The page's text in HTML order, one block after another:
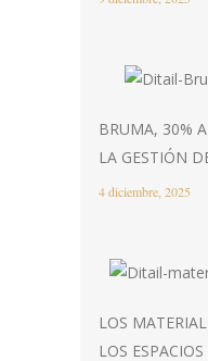
BRUMA, 30%
LA GESTIÓN
4 diciembre, 2025
LOS
LOS